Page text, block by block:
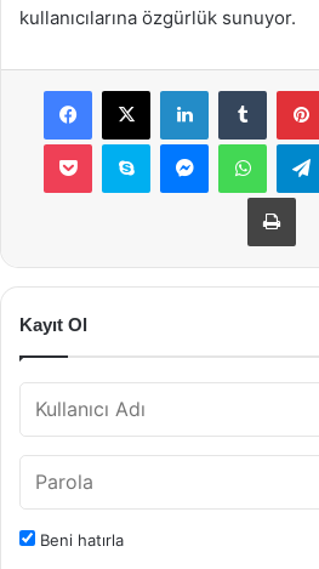
kullanıcılarına özgürlük sunuyor.
Facebook
X LinkedInTumblr
Pocket Skype Messenger
Kayıt Ol
Beni hatırla